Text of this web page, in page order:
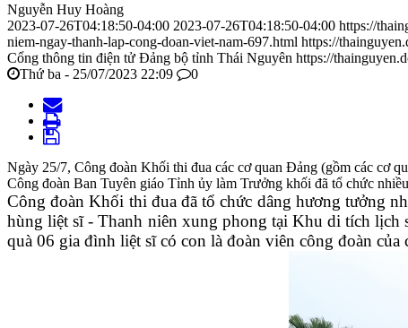
Nguyễn Huy Hoàng
2023-07-26T04:18:50-04:00 2023-07-26T04:18:50-04:00 https://
niem-ngay-thanh-lap-cong-doan-viet-nam-697.html https://
Cổng thông tin điện tử Đảng bộ tỉnh Thái Nguyên https://
Thứ ba - 25/07/2023 22:09
0
Ngày 25/7, Công đoàn Khối thi đua các cơ quan Đảng (gồm các cơ
Công đoàn Ban Tuyên giáo Tỉnh ủy làm Trưởng khối đã tổ chức
Công đoàn Khối thi đua đã tổ chức dâng hương tưởng
hùng liệt sĩ - Thanh niên xung phong tại Khu di tích
quà 06 gia đình liệt sĩ có con là đoàn viên công đoàn